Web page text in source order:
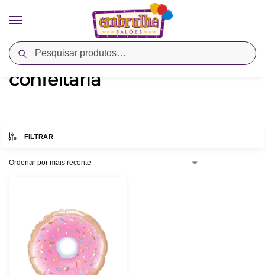
Pesquisar
Início Produtos marcados com a tag “confeitaria”
confeitaria
FILTRAR